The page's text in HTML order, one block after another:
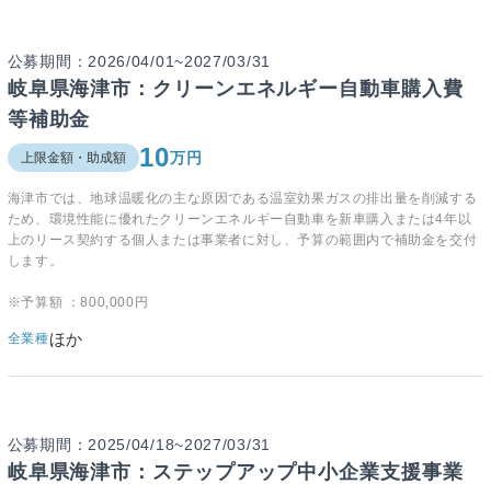
公募期間：2026/04/01~2027/03/31
岐阜県海津市：クリーンエネルギー自動車購入費
等補助金
上限金額・助成額 10万円
海津市では、地球温暖化の主な原因である温室効果ガスの排出量を削減する
ため、環境性能に優れたクリーンエネルギー自動車を新車購入または4年以
上のリース契約する個人または事業者に対し、予算の範囲内で補助金を交付
します。
※予算額 ：800,000円
全業種ほか
公募期間：2025/04/18~2027/03/31
岐阜県海津市：ステップアップ中小企業支援事業